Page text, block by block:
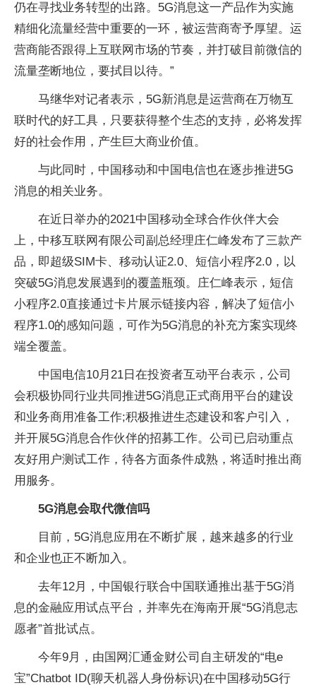
仍在寻找业务转型的出路。5G消息这一产品作为实施
精细化流量经营中重要的一环，被运营商寄予厚望。运
营商能否跟得上互联网市场的节奏，并打破目前微信的
流量垄断地位，要拭目以待。”
马继华对记者表示，5G新消息是运营商在万物互
联时代的好工具，只要获得整个生态的支持，必将发挥
好的社会作用，产生巨大商业价值。
与此同时，中国移动和中国电信也在逐步推进5G
消息的相关业务。
在近日举办的2021中国移动全球合作伙伴大会
上，中移互联网有限公司副总经理庄仁峰发布了三款产
品，即超级SIM卡、移动认证2.0、短信小程序2.0，以
突破5G消息发展遇到的覆盖瓶颈。庄仁峰表示，短信
小程序2.0直接通过卡片展示链接内容，解决了短信小
程序1.0的感知问题，可作为5G消息的补充方案实现终
端全覆盖。
中国电信10月21日在投资者互动平台表示，公司
会积极协同行业共同推进5G消息正式商用平台的建设
和业务商用准备工作;积极推进生态建设和客户引入，
并开展5G消息合作伙伴的招募工作。公司已启动重点
友好用户测试工作，待各方面条件成熟，将适时推出商
用服务。
5G消息会取代微信吗
目前，5G消息应用在不断扩展，越来越多的行业
和企业也正不断加入。
去年12月，中国银行联合中国联通推出基于5G消
息的金融应用试点平台，并率先在海南开展“5G消息志
愿者”首批试点。
今年9月，由国网汇通金财公司自主研发的“电e
宝”Chatbot ID(聊天机器人身份标识)在中国移动5G行